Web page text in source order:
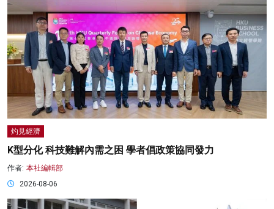
灼見經濟
K型分化 科技難解內需之困 學者倡政策協同發力
作者: 本社編輯部
2026-08-06